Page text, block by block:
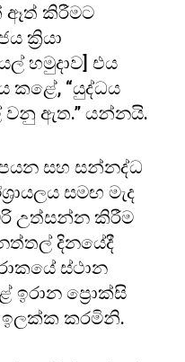
ඈත් කිරීමට
ක්‍රියා
හමුදාව] එය
කළේ, “යුද්ධය
වනු ඇත.” යන්නයි.
සහ සන්නද්ධ
සමඟ මැද
උත්සන්න කිරීම
දිනයේදී
ස්ථාන
ඉරාන ප්‍රොක්සි
ඉලක්ක කරමිනි.